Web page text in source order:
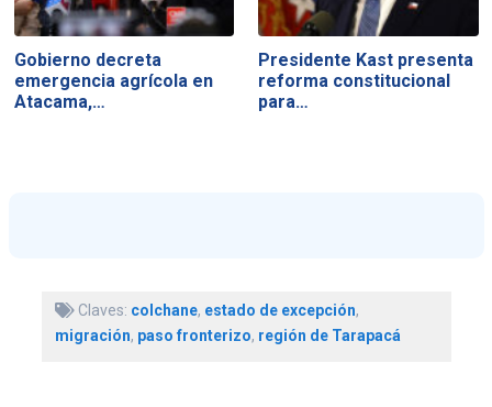
Gobierno decreta
emergencia agrícola en
Atacama,…
Presidente Kast presenta
reforma constitucional
para…
Claves: colchane, estado de excepción,
migración, paso fronterizo, región de Tarapacá